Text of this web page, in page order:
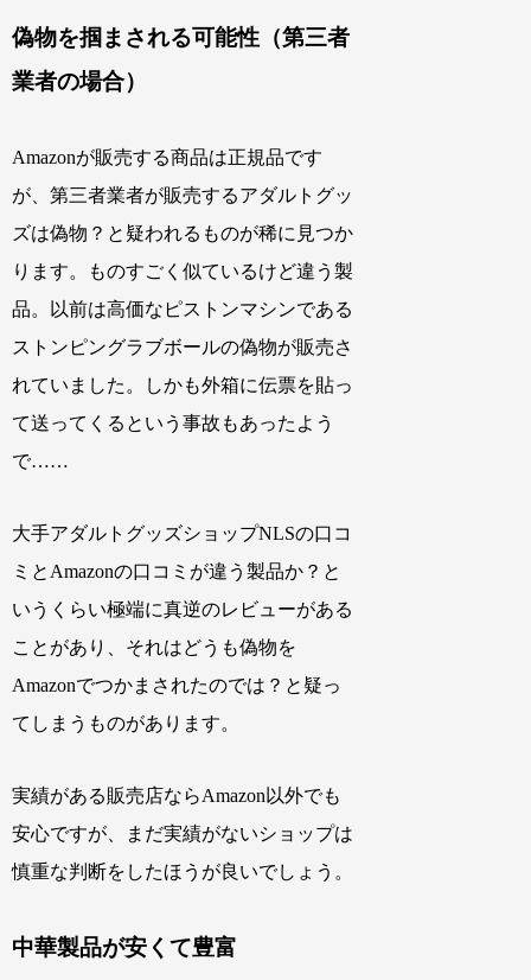
偽物を掴まされる可能性（第三者
業者の場合）
Amazonが販売する商品は正規品です
が、第三者業者が販売するアダルトグッ
ズは偽物？と疑われるものが稀に見つか
ります。ものすごく似ているけど違う製
品。以前は高価なピストンマシンである
ストンピングラブボールの偽物が販売さ
れていました。しかも外箱に伝票を貼っ
て送ってくるという事故もあったよう
で……
大手アダルトグッズショップNLSの口コ
ミとAmazonの口コミが違う製品か？と
いうくらい極端に真逆のレビューがある
ことがあり、それはどうも偽物を
Amazonでつかまされたのでは？と疑っ
てしまうものがあります。
実績がある販売店ならAmazon以外でも
安心ですが、まだ実績がないショップは
慎重な判断をしたほうが良いでしょう。
中華製品が安くて豊富